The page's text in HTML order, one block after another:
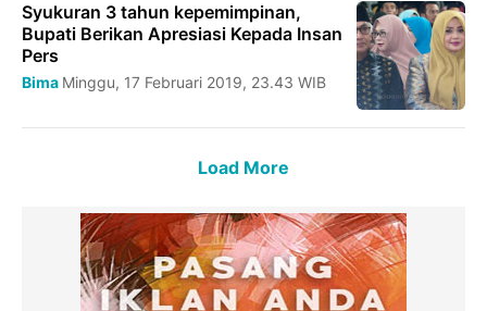
Syukuran 3 tahun kepemimpinan,
Bupati Berikan Apresiasi Kepada Insan
Pers
Bima Minggu, 17 Februari 2019, 23.43 WIB
Load More